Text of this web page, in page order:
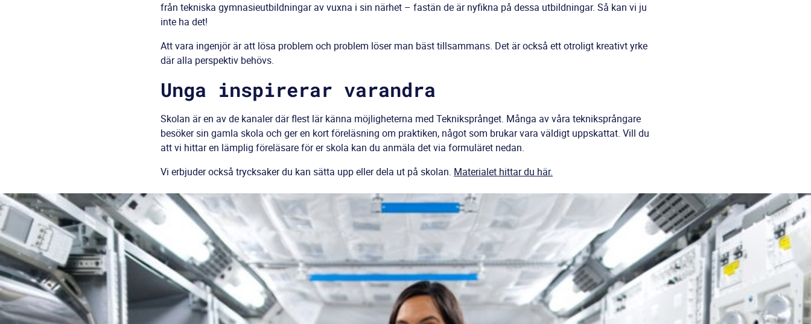
från tekniska gymnasieutbildningar av vuxna i sin närhet – fastän de är nyfikna på dessa utbildningar. Så kan vi ju
inte ha det!
Att vara ingenjör är att lösa problem och problem löser man bäst tillsammans. Det är också ett otroligt kreativt yrke
där alla perspektiv behövs.
Unga inspirerar varandra
Skolan är en av de kanaler där flest lär känna möjligheterna med Tekniksprånget. Många av våra tekniksprångare
besöker sin gamla skola och ger en kort föreläsning om praktiken, något som brukar vara väldigt uppskattat. Vill du
att vi hittar en lämplig föreläsare för er skola kan du anmäla det via formuläret nedan.
Vi erbjuder också trycksaker du kan sätta upp eller dela ut på skolan. Materialet hittar du här.